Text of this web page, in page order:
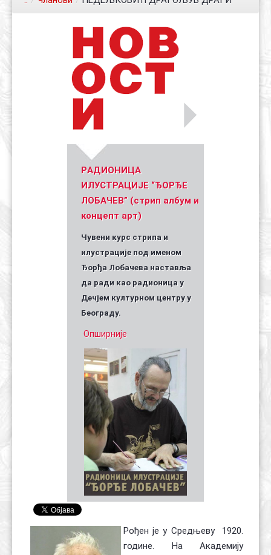
Уметник стрипа и духа Геза Шетет
(Биографија и стрипографија)
PАДИОНИЦА
ИЛУСТРАЦИЈЕ “ЂОРЂЕ
ЛОБАЧЕВ” (стрип албум и
концепт арт)
Чувени курс стрипа и
илустрације под именом
Ђорђа Лобачева наставља
да ради као радионица у
Дечјем културном центру у
Београду.
Опширније
Рођен је у Средњеву 1920.
године. На Академију